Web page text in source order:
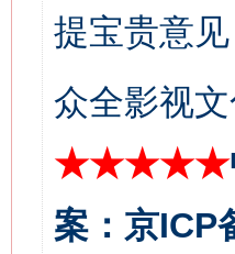
提宝贵意
众全影视
★★★★★
案：京ICP
在谋一域中谋全